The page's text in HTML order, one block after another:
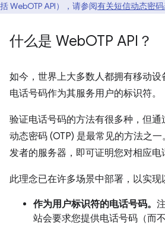
括 WebOTP API），请参阅有关短信动态密
什么是 WebOTP API？
如今，世界上大多数人都拥有移动
电话号码作为其服务用户的标识符。
验证电话号码的方法有很多种，但
动态密码 (OTP) 是最常见的方法之
发者的服务器，即可证明您对相应电
此理念已在许多场景中部署，以实现
作为用户标识符的电话号码。
站会要求您提供电话号码（而